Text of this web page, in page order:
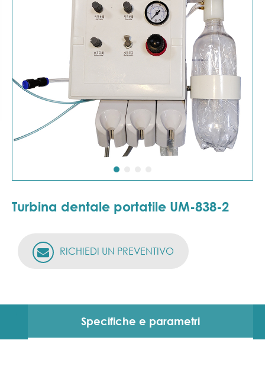
Turbina dentale portatile UM-838-2
RICHIEDI UN PREVENTIVO
Specifiche e parametri